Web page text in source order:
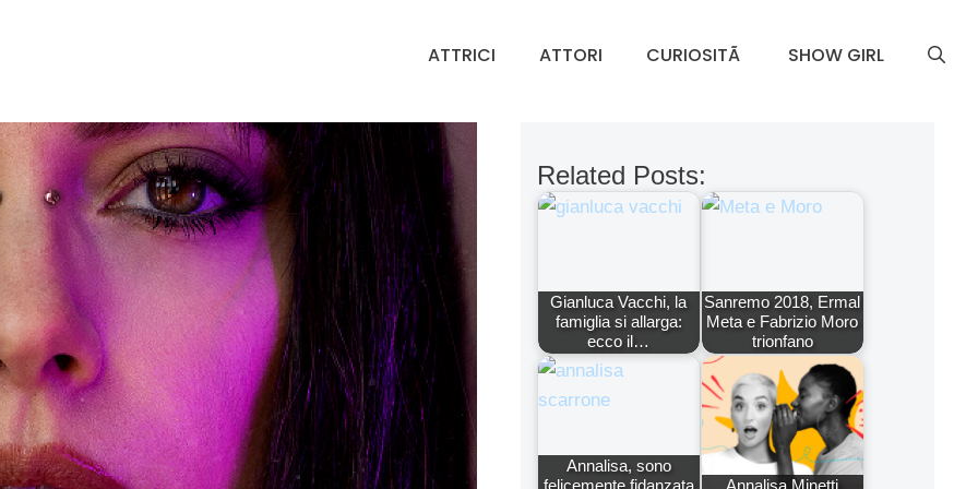
ATTRICI ATTORI CURIOSITÃ SHOW GIRL
Related Posts:
Gianluca Vacchi, la
famiglia si allarga:
ecco il…
Sanremo 2018, Ermal
Meta e Fabrizio Moro
trionfano
Annalisa, sono